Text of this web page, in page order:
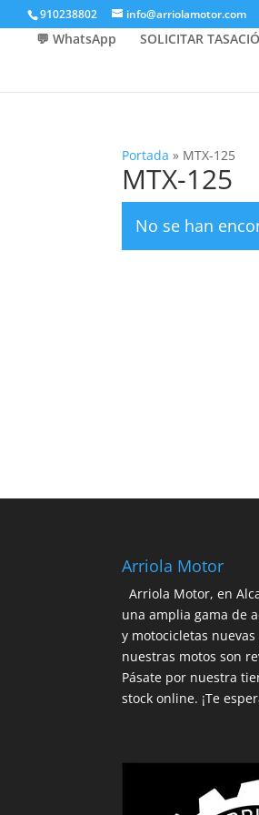
910238802 info@arriolamotor.com
💬 WhatsApp SOLICITAR
Portada » MTX-125
MTX-125
No se han
Arriola Motor
Arriola Motor, en
una amplia gama de
y motocicletas
nuestras motos son
Pásate por nuestra
stock online. ¡Te